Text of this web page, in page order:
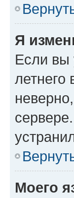
Я
Если вы
летнего
Моего